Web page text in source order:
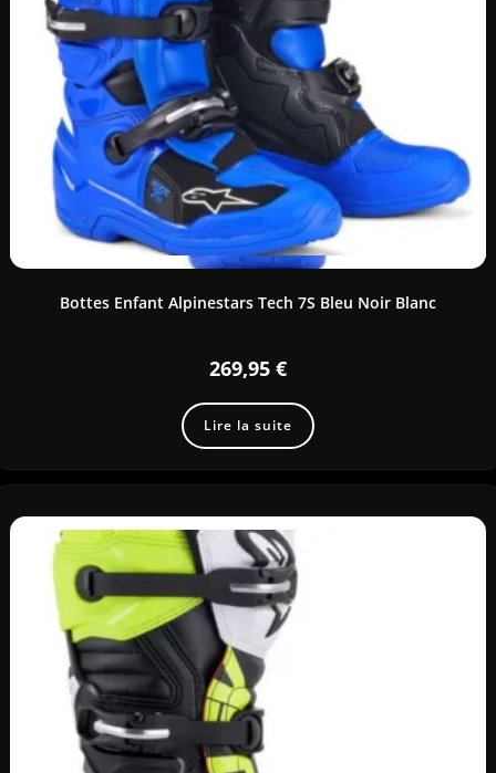
Bottes Enfant Alpinestars Tech 7S Bleu Noir Blanc
269,95 €
Lire la suite